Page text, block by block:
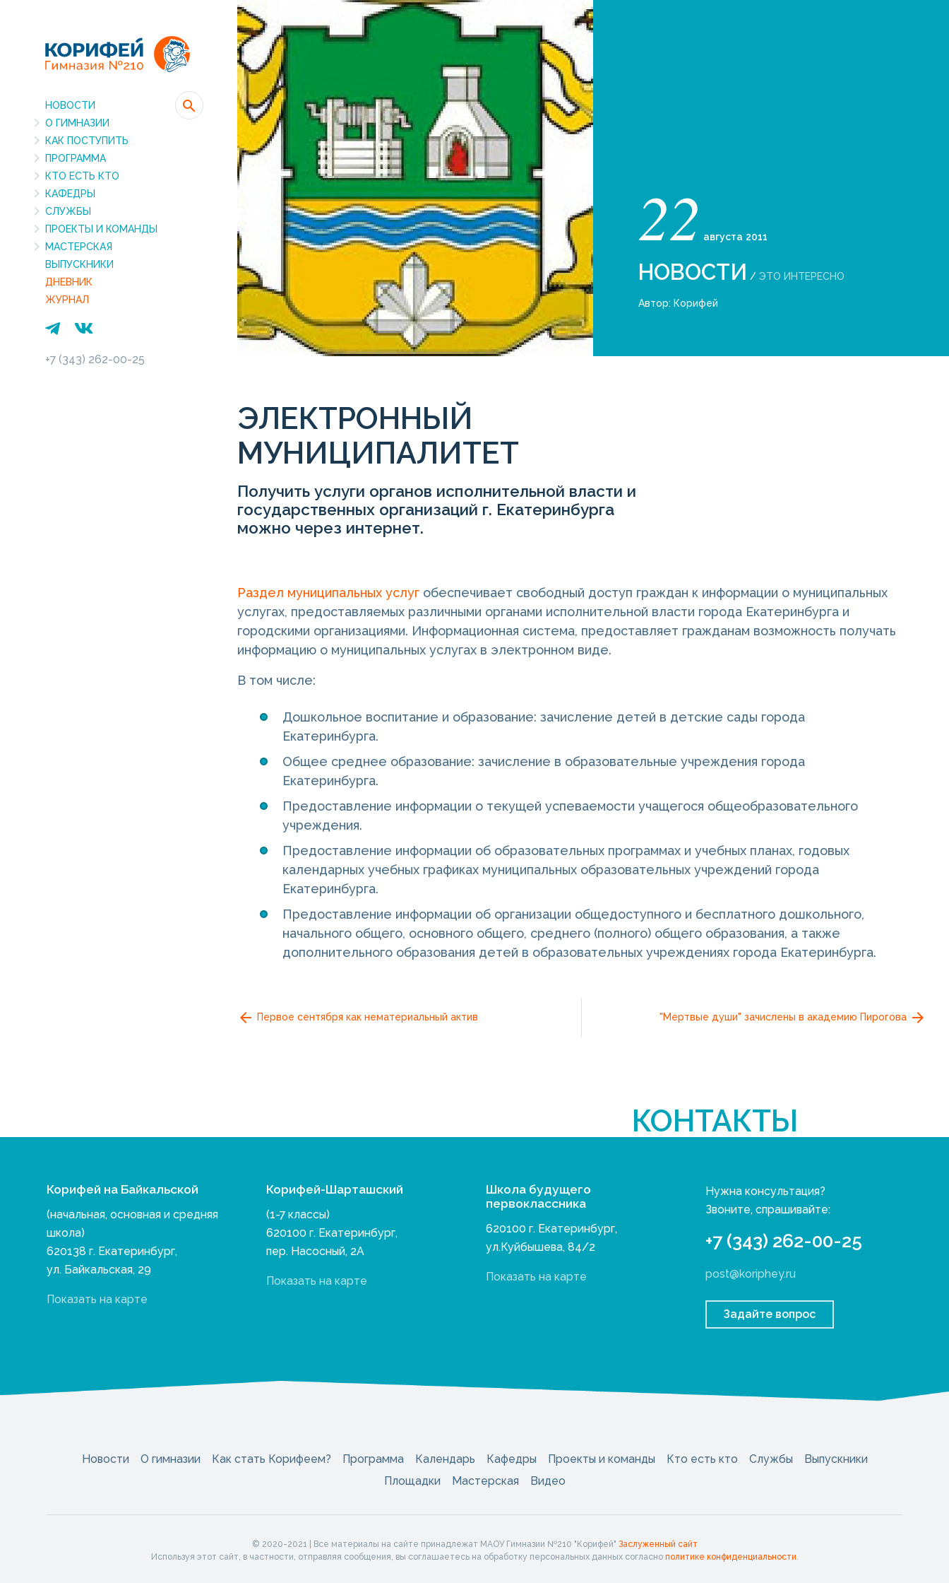
НОВОСТИ
О ГИМНАЗИИ
КАК ПОСТУПИТЬ
ПРОГРАММА
КТО ЕСТЬ КТО
КАФЕДРЫ
СЛУЖБЫ
ПРОЕКТЫ И КОМАНДЫ
МАСТЕРСКАЯ
ВЫПУСКНИКИ
ДНЕВНИК
ЖУРНАЛ
+7 (343) 262-00-25
22 августа 2011
НОВОСТИ / ЭТО ИНТЕРЕСНО
Автор: Корифей
ЭЛЕКТРОННЫЙ
МУНИЦИПАЛИТЕТ
Получить услуги органов исполнительной власти и
государственных организаций г. Екатеринбурга
можно через интернет.
Раздел муниципальных услуг обеспечивает свободный доступ граждан к информации о муниципальных
услугах, предоставляемых различными органами исполнительной власти города Екатеринбурга и
городскими организациями. Информационная система, предоставляет гражданам возможность получать
информацию о муниципальных услугах в электронном виде.
В том числе:
Дошкольное воспитание и образование: зачисление детей в детские сады города
Екатеринбурга.
Общее среднее образование: зачисление в образовательные учреждения города
Екатеринбурга.
Предоставление информации о текущей успеваемости учащегося общеобразовательного
учреждения.
Предоставление информации об образовательных программах и учебных планах, годовых
календарных учебных графиках муниципальных образовательных учреждений города
Екатеринбурга.
Предоставление информации об организации общедоступного и бесплатного дошкольного,
начального общего, основного общего, среднего (полного) общего образования, а также
дополнительного образования детей в образовательных учреждениях города Екатеринбурга.
Первое сентября как нематериальный актив "Мертвые души" зачислены в академию Пирогова
КОНТАКТЫ
Корифей на Байкальской
(начальная, основная и средняя
школа)
620138 г. Екатеринбург,
ул. Байкальская, 29
Показать на карте
Корифей-Шарташский
(1-7 классы)
620100 г. Екатеринбург,
пер. Насосный, 2А
Показать на карте
Школа будущего
первоклассника
620100 г. Екатеринбург,
ул.Куйбышева, 84/2
Показать на карте
Нужна консультация?
Звоните, спрашивайте:
+7 (343) 262-00-25
post@koriphey.ru
Задайте вопрос
Новости О гимназии Как стать Корифеем? Программа Календарь Кафедры Проекты и команды Кто есть кто Службы
Выпускники
Площадки
Мастерская Видео
© 2020-2021 | Все материалы на сайте принадлежат МАОУ Гимназии №210 "Корифей" Заслуженный сайт
Используя этот сайт, в частности, отправляя сообщения, вы соглашаетесь на обработку персональных данных согласно политике конфиденциальности.